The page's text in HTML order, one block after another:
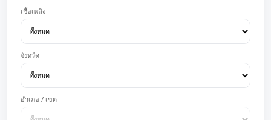
เชื้อเพลิง
จังหวัด
อำเภอ / เขต